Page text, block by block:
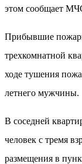
этом сообщает
Прибывшие
трехкомнатной
ходе тушения
летнего мужчины.
В соседней
человек с тремя
размещения в